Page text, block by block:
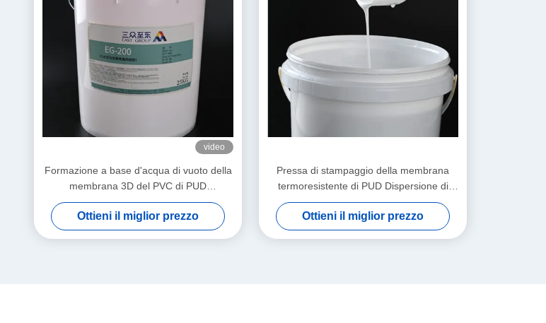
video
Formazione a base d'acqua di vuoto della
membrana 3D del PVC di PUD
Dispersione di poliuretano della colla di
legno
Ottieni il miglior prezzo
Pressa di stampaggio della membrana
termoresistente di PUD Dispersione di
poliuretano For Vacuum
Ottieni il miglior prezzo